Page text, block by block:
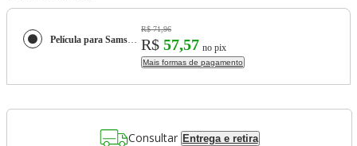
Película para Samsung Galaxy S24 Ultra - Hydrogel Gamer Fosca - Gshield
R$ 71,96
R$ 57,57 no pix
Mais formas de pagamento
Consultar Entrega e retira